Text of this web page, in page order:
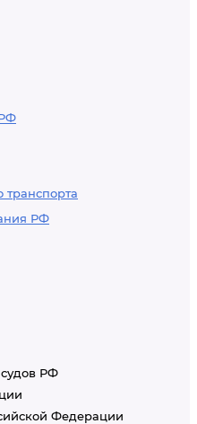
транспорта
РФ
РФ
Федерации